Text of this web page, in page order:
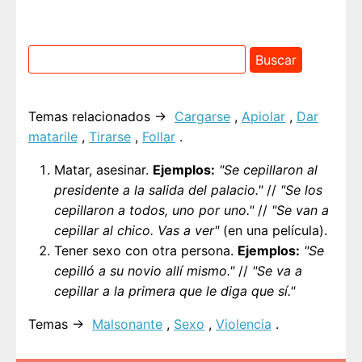
Temas relacionados → Cargarse , Apiolar , Dar
matarile , Tirarse , Follar .
Matar, asesinar. Ejemplos: "Se cepillaron al
presidente a la salida del palacio."// "Se los
cepillaron a todos, uno por uno."// "Se van a
cepillar al chico. Vas a ver"(en una película).
Tener sexo con otra persona. Ejemplos: "Se
cepilló a su novio allí mismo."// "Se va a
cepillar a la primera que le diga que sí."
Temas → Malsonante , Sexo , Violencia .